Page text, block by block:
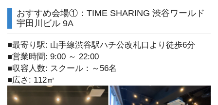
おすすめ会場①：TIME SHARING 渋谷ワールド
宇田川ビル 9A
■最寄り駅: 山手線渋谷駅ハチ公改札口より徒歩6分
■営業時間: 9:00 ～ 22:00
■収容人数: スクール：～56名
■広さ: 112㎡